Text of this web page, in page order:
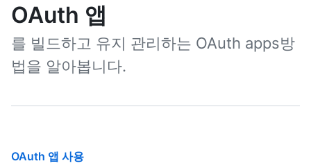
OAuth 앱
를 빌드하고 유지 관리하는 OAuth apps방
법을 알아봅니다.
OAuth 앱 사용